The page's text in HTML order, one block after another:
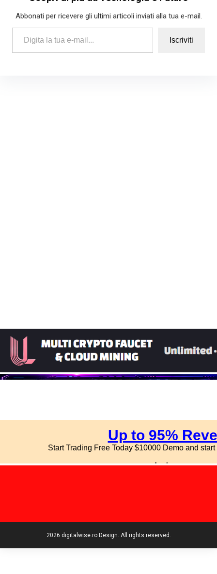
Abbonati per ricevere gli ultimi articoli inviati alla tua e-mail.
Digita la tua e-mail...
Iscriviti
2026 digitalwise.ro Design. All rights reserved.